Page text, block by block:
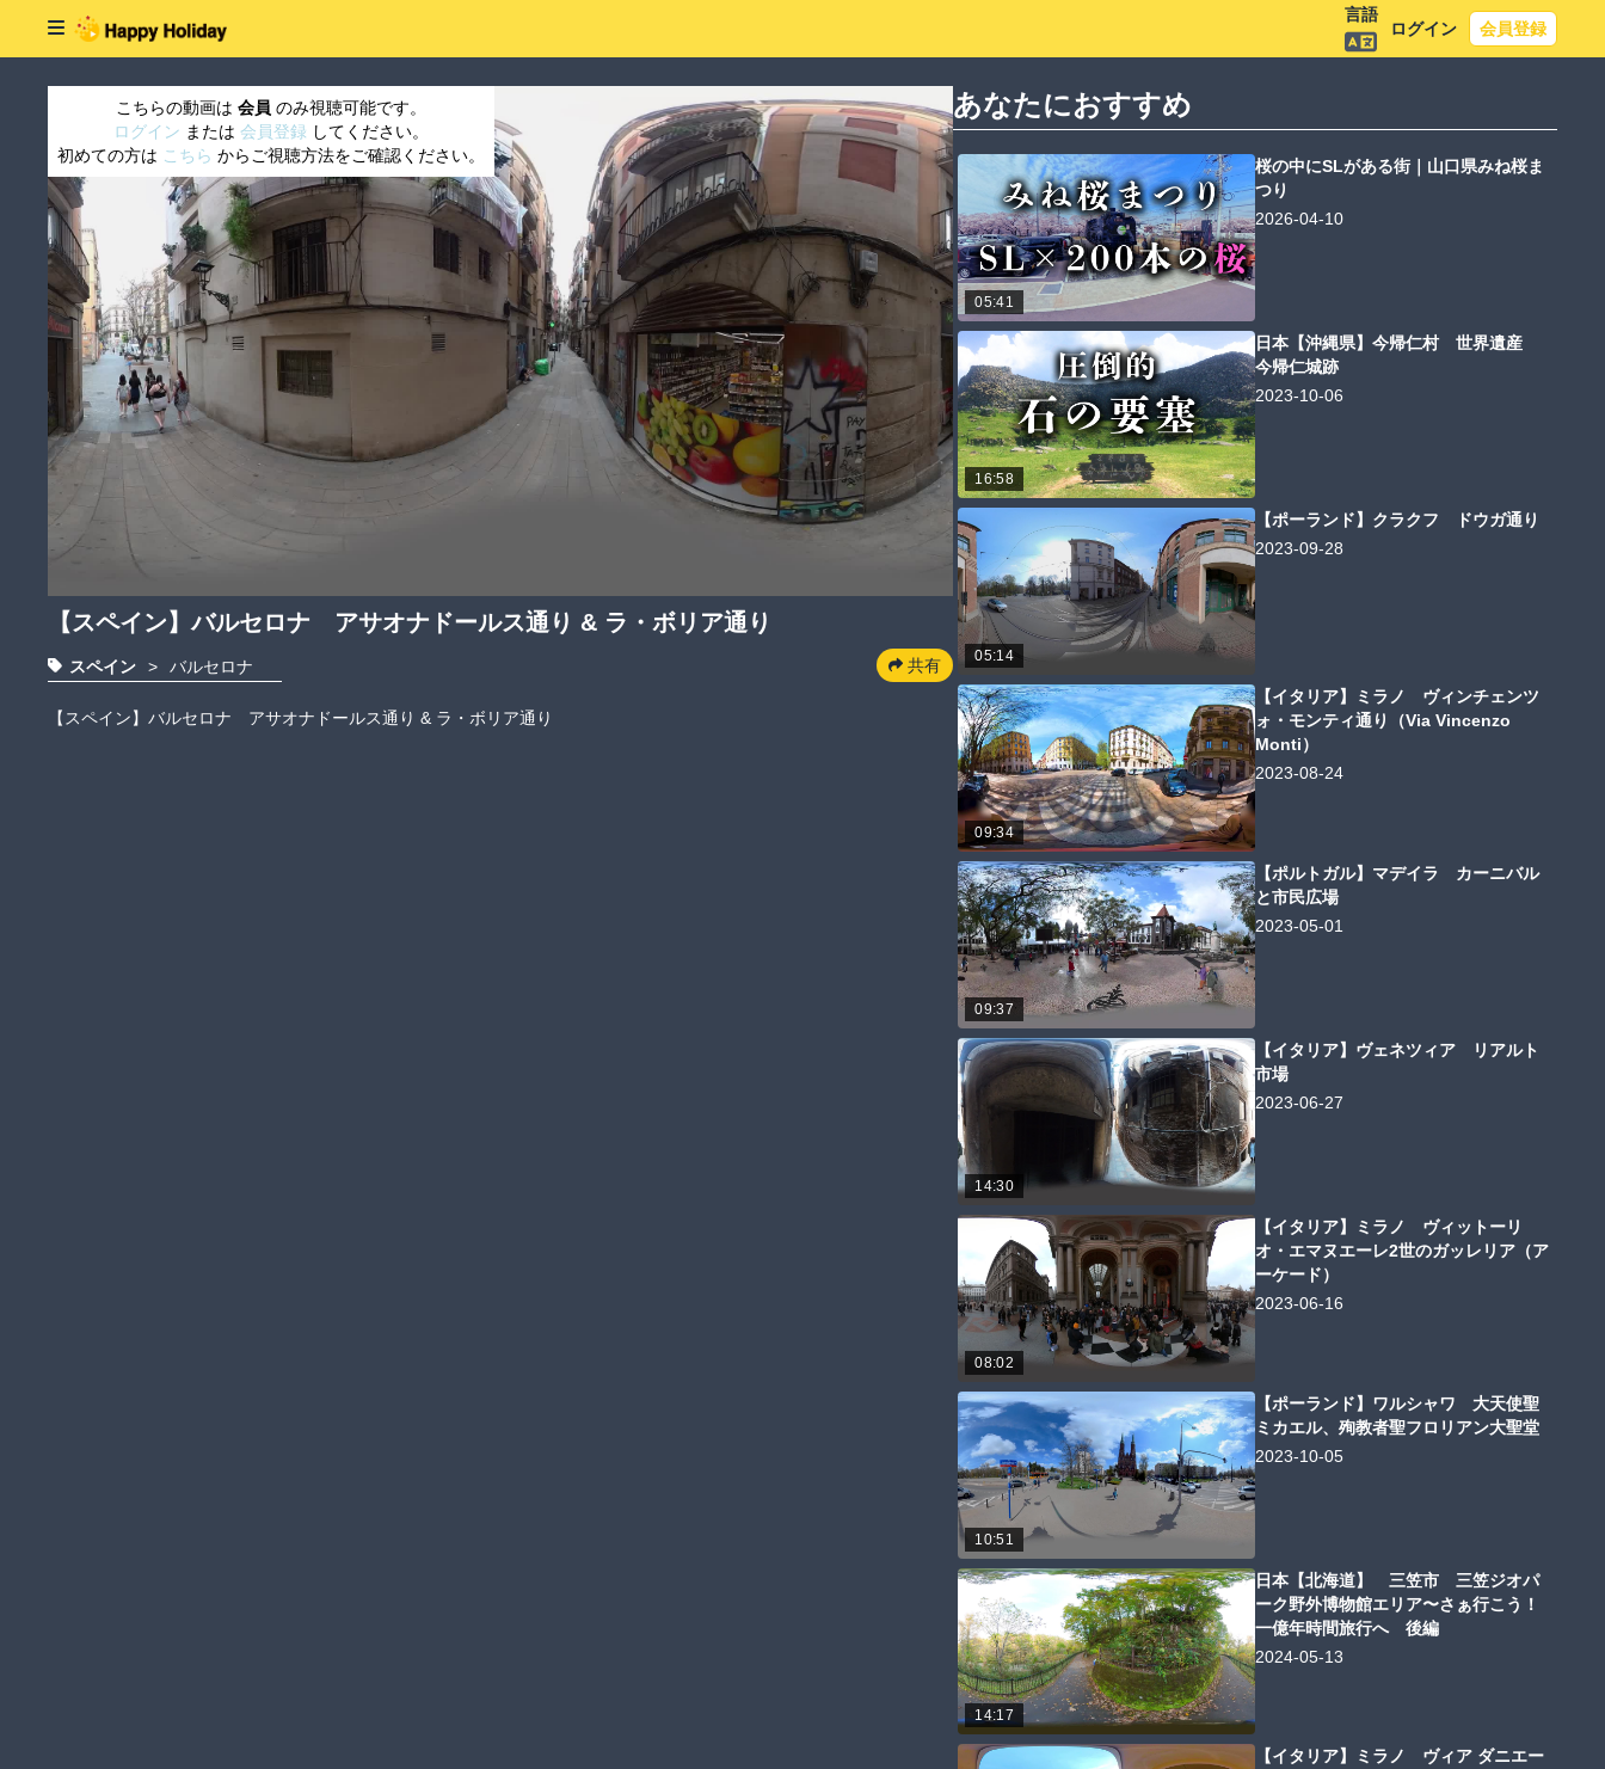
言語
ログイン 会員登録
こちらの動画は 会員 のみ視聴可能です。
ログイン または 会員登録 してください。
初めての方は こちら からご視聴方法をご確認ください。
【スペイン】バルセロナ アサオナドールス通り & ラ・ボリア通り
スペイン > バルセロナ 共有
【スペイン】バルセロナ　アサオナドールス通り & ラ・ボリア通り
あなたにおすすめ
05:41
桜の中にSLがある街｜山口県みね桜ま
つり
2026-04-10
16:58
日本【沖縄県】今帰仁村 世界遺産
今帰仁城跡
2023-10-06
05:14
【ポーランド】クラクフ ドウガ通り
2023-09-28
09:34
【イタリア】ミラノ ヴィンチェンツ
ォ・モンティ通り（Via Vincenzo
Monti）
2023-08-24
09:37
【ポルトガル】マデイラ カーニバル
と市民広場
2023-05-01
14:30
【イタリア】ヴェネツィア リアルト
市場
2023-06-27
08:02
【イタリア】ミラノ ヴィットーリ
オ・エマヌエーレ2世のガッレリア（ア
ーケード）
2023-06-16
10:51
【ポーランド】ワルシャワ 大天使聖
ミカエル、殉教者聖フロリアン大聖堂
2023-10-05
14:17
日本【北海道】 三笠市 三笠ジオパ
ーク野外博物館エリア〜さぁ行こう！
一億年時間旅行へ 後編
2024-05-13
【イタリア】ミラノ ヴィア ダニエー